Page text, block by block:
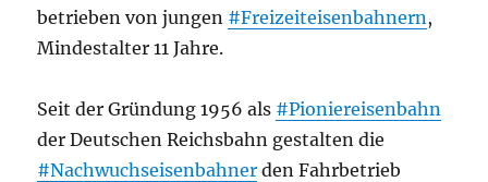
betrieben von jungen #Freizeiteisenbahnern,
Mindestalter 11 Jahre.
Seit der Gründung 1956 als #Pioniereisenbahn
der Deutschen Reichsbahn gestalten die
#Nachwuchseisenbahner den Fahrbetrieb